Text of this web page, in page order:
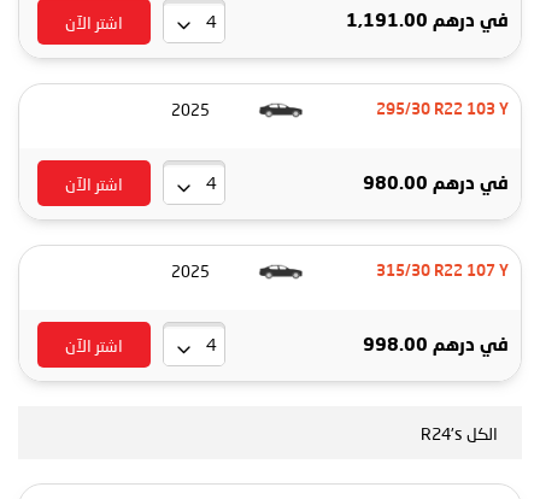
في درهم 1,191.00 اشتر الآن
295/30 R22 103 Y
2025
في درهم 980.00 اشتر الآن
315/30 R22 107 Y
2025
في درهم 998.00 اشتر الآن
الكل R24's